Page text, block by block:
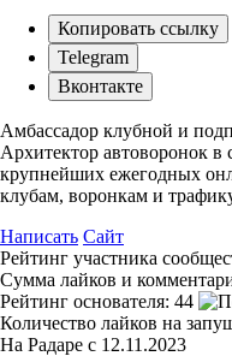
Копировать ссылку
Telegram
Вконтакте
Амбассадор клубной и
Архитектор автоворонок в
крупнейших ежегодных
клубам, воронкам и
Написать Сайт
Рейтинг участника
Сумма лайков и
Рейтинг основателя: 44
Количество лайков на
На Радаре с 12.11.2023